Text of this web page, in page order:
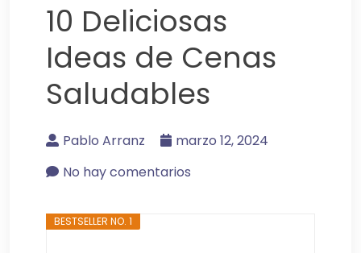
10 Deliciosas
Ideas de Cenas
Saludables
Pablo Arranz
marzo 12, 2024
No hay comentarios
BESTSELLER NO. 1